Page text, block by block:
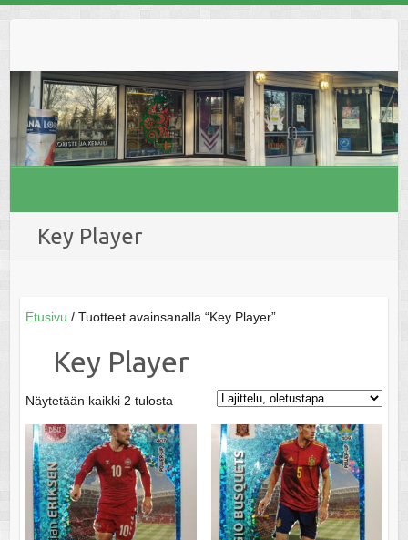
Key Player
Etusivu / Tuotteet avainsanalla “Key Player”
Key Player
Näytetään kaikki 2 tulosta